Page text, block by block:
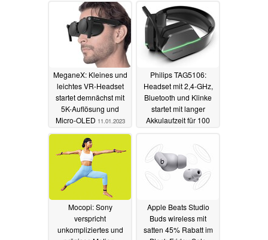
Korrekturlinsen
geeignet14.02.2023
MeganeX: Kleines und
leichtes VR-Headset
startet demnächst mit
5K-Auflösung und
Micro-OLED 11.01.2023
Philips TAG5106:
Headset mit 2,4-GHz,
Bluetooth und Klinke
startet mit langer
Akkulaufzeit für 100
Mocopi: Sony
verspricht
unkompliziertes und
Apple Beats Studio
Buds wireless mit
satten 45% Rabatt im